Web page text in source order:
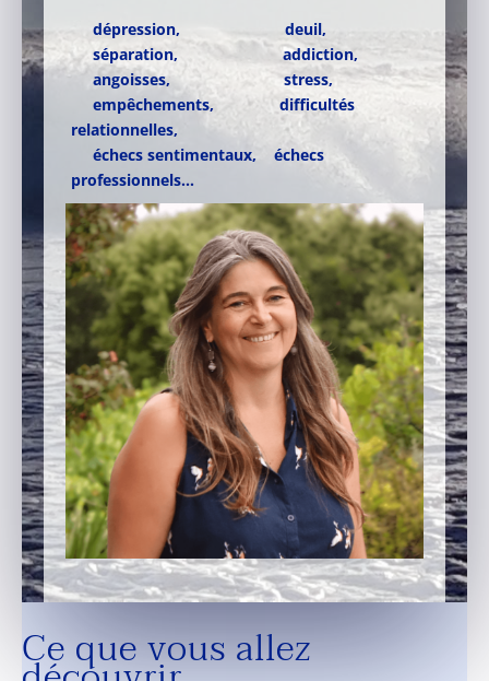
dépression,deuil,
séparation,addiction,
angoisses,stress,
empêchements,difficultés
relationnelles,
échecs sentimentaux, échecs
professionnels…
Ce que vous allez